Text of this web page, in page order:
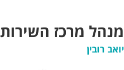
מנהל מרכז השירות
יואב רובין